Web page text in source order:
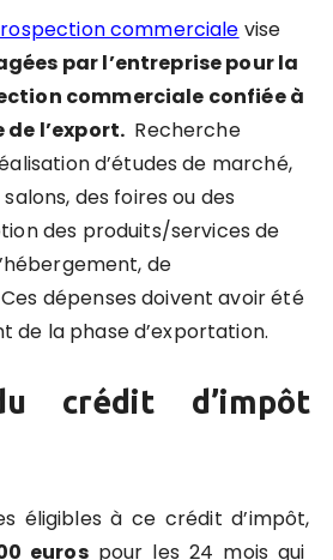
commerciale vise
par l’entreprise pour la
commerciale confiée à
de l’export. Recherche
d’études de marché,
des foires ou des
des produits/services de
de
dépenses doivent avoir été
de la phase d’exportation.
crédit d’impôt
éligibles à ce crédit d’impôt,
eurospour les 24 mois qui